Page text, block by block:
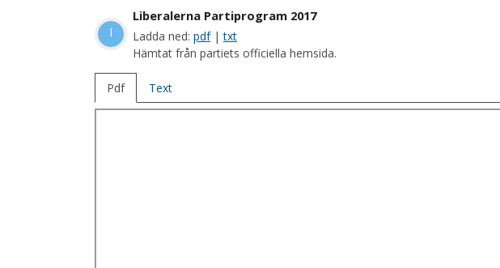
Liberalerna Partiprogram 2017
Ladda ned: pdf|txt
Hämtat från partiets officiella hemsida.
Pdf Text